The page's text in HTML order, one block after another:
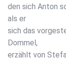
den sich Anton
als er
sich das
Dommel,
erzählt von